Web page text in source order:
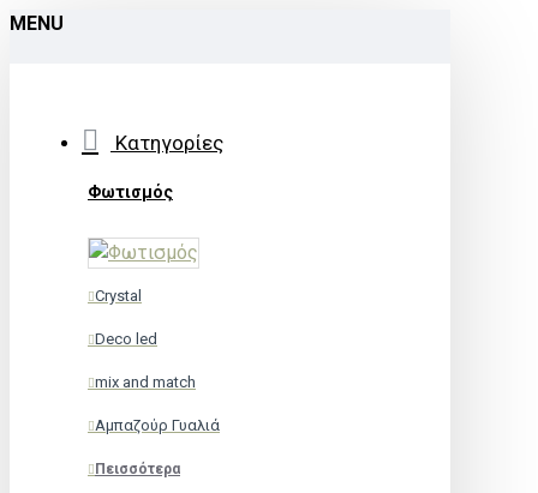
MENU
Κατηγορίες
Φωτισμός
Crystal
Deco led
mix and match
Αμπαζούρ Γυαλιά
Πεισσότερα